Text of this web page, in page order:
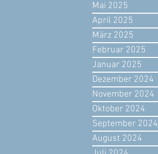
Mai 2025
April 2025
März 2025
Februar 2025
Januar 2025
Dezember 2024
November 2024
Oktober 2024
September 2024
August 2024